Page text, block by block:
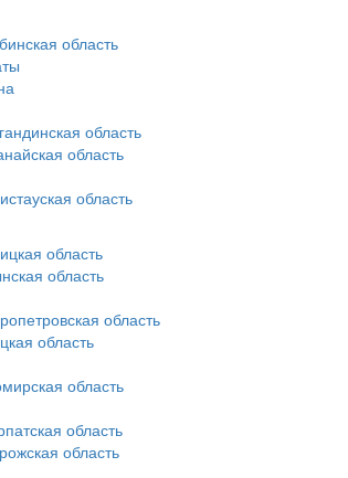
область
область
область
область
область
область
область
область
область
область
область